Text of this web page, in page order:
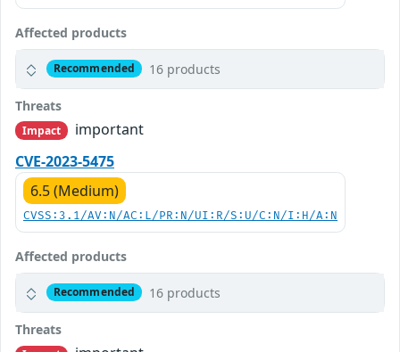
Affected products
Recommended 16 products
Threats
Impact
important
CVE-2023-5475
6.5 (Medium)
CVSS:3.1/AV:N/AC:L/PR:N/UI:R/S:U/C:N/I:H/A:N
Affected products
Recommended 16 products
Threats